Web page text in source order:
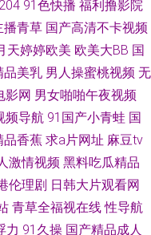
91传媒视频 麻豆91 日韩无码
美腿性交 福利社3P 欧美有码
午夜成人福利网 东京色视频
观看 韩国少妇人妻超碰 日本
91色快播 福利撸影院
播青草 国产高清不卡视频
天婷婷欧美 欧美大BB 国
品美乳 男人操蜜桃视频 无
影网 男女啪啪午夜视频
频导航 91国产小青蛙 国
品香蕉 求a片网址 麻豆tv
激情视频 黑料吃瓜精品
伦理剧 日韩大片观看网
青草全福视在线 性导航
力 91久操 国产精品成人